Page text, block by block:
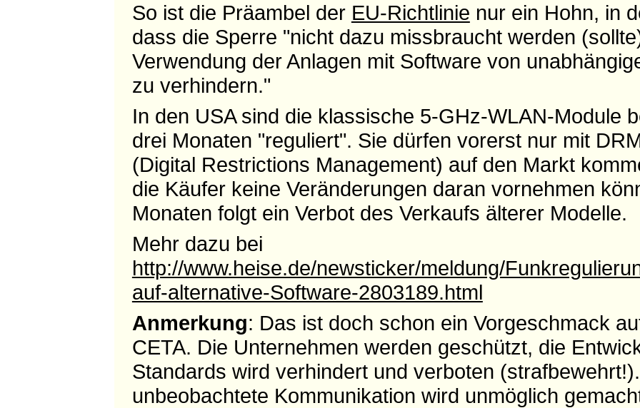
So ist die Präambel der EU-Richtlinie nur ein Hohn, in
dass die Sperre "nicht dazu missbraucht werden
Verwendung der Anlagen mit Software von
zu verhindern."
In den USA sind die klassische 5-GHz-WLAN-Module
drei Monaten "reguliert". Sie dürfen vorerst nur mit
(Digital Restrictions Management) auf den Markt
die Käufer keine Veränderungen daran vornehmen
Monaten folgt ein Verbot des Verkaufs älterer Modelle.
Mehr dazu bei
http://www.heise.de/newsticker/meldung/
auf-alternative-Software-2803189.html
Anmerkung: Das ist doch schon ein Vorgeschmack
CETA. Die Unternehmen werden geschützt, die
Standards wird verhindert und verboten
unbeobachtete Kommunikation wird unmöglich